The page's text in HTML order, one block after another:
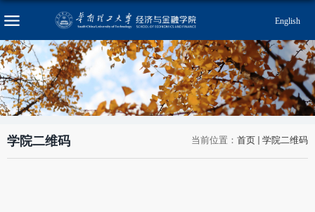
English
当前位置： 首页 学院二维码
学院二维码